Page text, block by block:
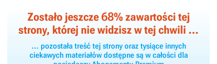
Zostało jeszcze68% zawartości tej
strony, której nie widzisz w tej chwili ...
... pozostała treść tej strony oraz tysiące innych
ciekawych materiałów dostępne są w całości dla